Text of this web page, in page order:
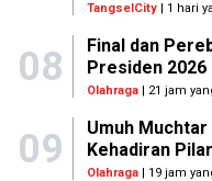
TangselCity| 1 hari
08
Final dan
Presiden
Olahraga| 21 jam
09
Umuh
Kehadiran
Olahraga| 19 jam